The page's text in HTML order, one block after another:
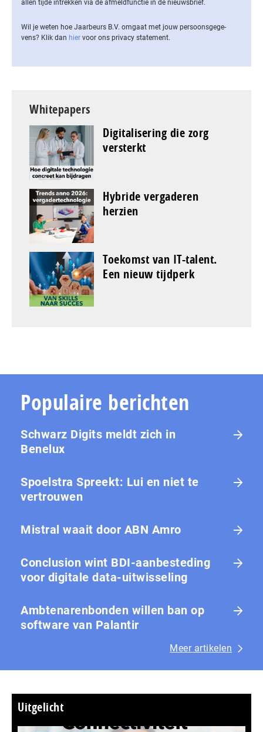
allen tijde intrekken via de af­meld­func­tie in de nieuwsbrief.
Wil je weten hoe Jaarbeurs B.V. omgaat met jouw per­soons­ge­ge­
vens? Klik dan hier voor ons privacy statement.
Whitepapers
Digitalisering die zorg
versterkt
Hybride vergaderen
herzien
Toekomst van IT-talent.
Een nieuw tijdperk
Populaire berichten
Schwarz Digits meldt zich in
Benelux
Spoelstra Spreekt: Lui en niet te
vertrouwen
Mistral waait door ABN Amro
Conclusion wint BDI-aanbesteding
voor digitale data-uitwisseling
Ambtenarenbonden willen ban op
software van Palantir
Meer artikelen
Uitgelicht